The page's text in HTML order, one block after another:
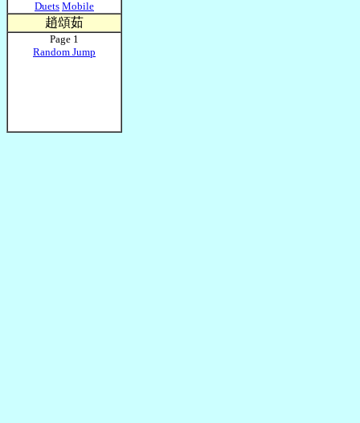
Duets Mobile
趙頌茹
Page 1
Random Jump